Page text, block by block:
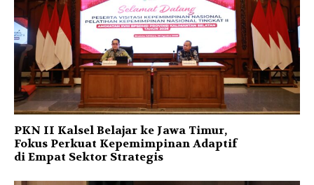
PKN II Kalsel Belajar ke Jawa Timur,
Fokus Perkuat Kepemimpinan Adaptif
di Empat Sektor Strategis